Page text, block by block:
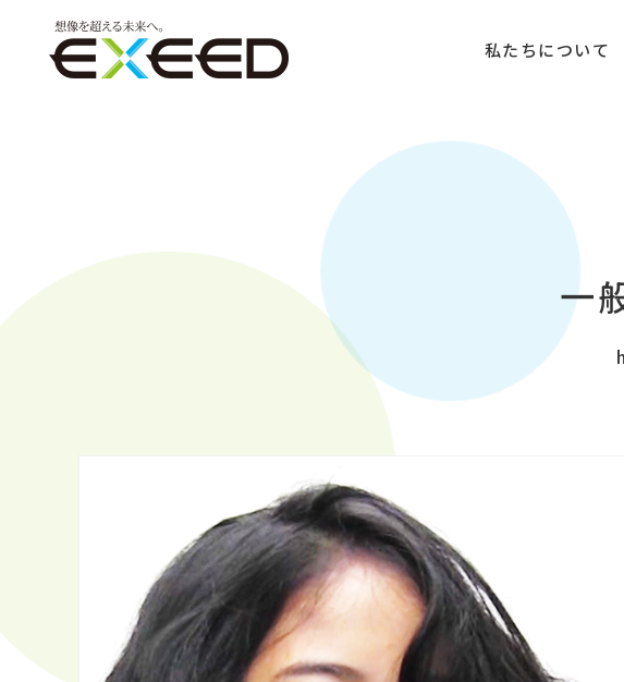
私たちについて
一